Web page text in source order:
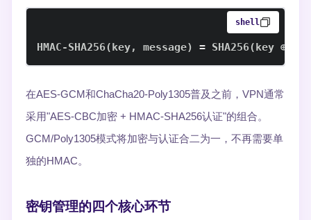
shell
HMAC-SHA256(key, message) = SHA256(key ⊕
在AES-GCM和ChaCha20-Poly1305普及之前，VPN通常
采用"AES-CBC加密 + HMAC-SHA256认证"的组合。
GCM/Poly1305模式将加密与认证合二为一，不再需要单
独的HMAC。
密钥管理的四个核心环节